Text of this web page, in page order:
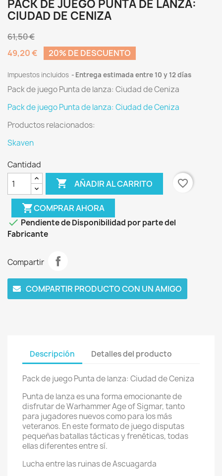
PACK DE JUEGO PUNTA DE LANZA:
CIUDAD DE CENIZA
61,50 €
49,20 €
20% DE DESCUENTO
Impuestos incluidos Entrega estimada entre 10 y 12 días
Pack de juego Punta de lanza: Ciudad de Ceniza
Pack de juego Punta de lanza: Ciudad de Ceniza
Productos relacionados:
Skaven
Cantidad
 AÑADIR AL CARRITO favorite_border
shopping_cartCOMPRAR AHORA
 Pendiente de Disponibilidad por parte del
Fabricante
Compartir
COMPARTIR PRODUCTO CON UN AMIGO
Descripción Detalles del producto
Pack de juego Punta de lanza: Ciudad de Ceniza
Punta de lanza es una forma emocionante de
disfrutar de Warhammer Age of Sigmar, tanto
para jugadores nuevos como para los más
veteranos. En este formato de juego disputas
pequeñas batallas tácticas y frenéticas, todas
ellas diferentes entre sí.
Lucha entre las ruinas de Ascuagarda